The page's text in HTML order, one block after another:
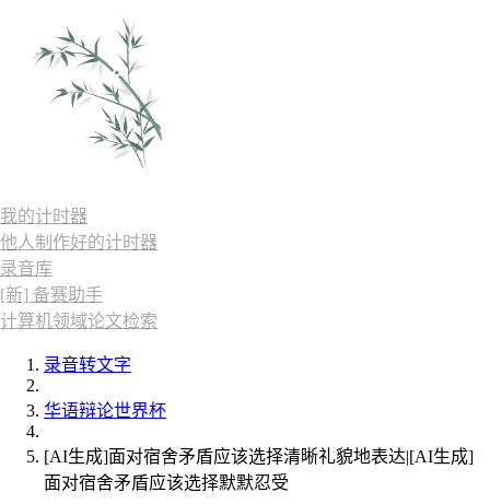
我的计时器
他人制作好的计时器
录音库
[新] 备赛助手
计算机领域论文检索
录音转文字
华语辩论世界杯
[AI生成]面对宿舍矛盾应该选择清晰礼貌地表达|[AI生成]
面对宿舍矛盾应该选择默默忍受